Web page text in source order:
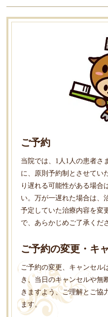
ご予約
当院では、1人1人の患者さ
に、原則予約制とさせてい
り遅れる可能性がある場合
い。万が一遅れた場合は、
予定していた治療内容を変
で、あらかじめご了承くだ
ご予約の変更・キ
ご予約の変更、キャンセル
き、当日のキャンセルや無
きますよう、ご理解とご協
ます。